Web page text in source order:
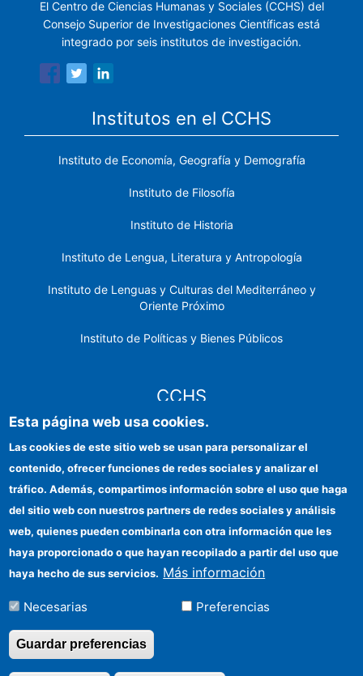
El Centro de Ciencias Humanas y Sociales (CCHS) del
Consejo Superior de Investigaciones Científicas está
integrado por seis institutos de investigación.
Institutos en el CCHS
Instituto de Economía, Geografía y Demografía
Instituto de Filosofía
Instituto de Historia
Instituto de Lengua, Literatura y Antropología
Instituto de Lenguas y Culturas del Mediterráneo y
Oriente Próximo
Instituto de Políticas y Bienes Públicos
CCHS
Identidad institucional
Ayudas FEDER
Organismos financiadores
Contacto
Cómo llegar
Esta página web usa cookies.
Las cookies de este sitio web se usan para personalizar el
contenido, ofrecer funciones de redes sociales y analizar el
tráfico. Además, compartimos información sobre el uso que haga
del sitio web con nuestros partners de redes sociales y análisis
web, quienes pueden combinarla con otra información que les
haya proporcionado o que hayan recopilado a partir del uso que
haya hecho de sus servicios. Más información
Necesarias Preferencias
Guardar preferencias